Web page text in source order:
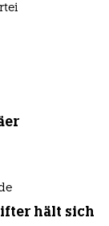
hält sich